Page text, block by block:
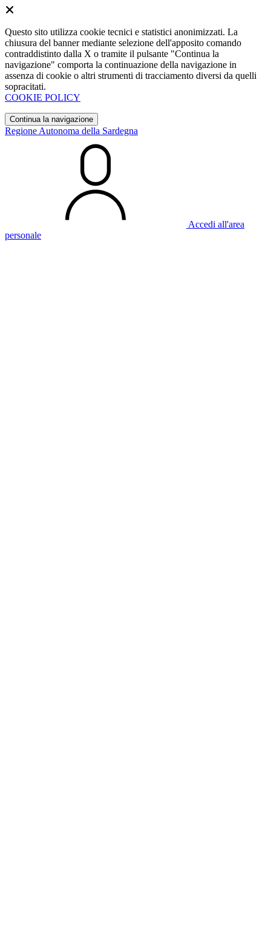
Questo sito utilizza cookie tecnici e statistici anonimizzati. La
chiusura del banner mediante selezione dell'apposito comando
contraddistinto dalla X o tramite il pulsante "Continua la
navigazione" comporta la continuazione della navigazione in
assenza di cookie o altri strumenti di tracciamento diversi da quelli
sopracitati.
COOKIE POLICY
Continua la navigazione
Regione Autonoma della Sardegna
Accedi all'area
personale